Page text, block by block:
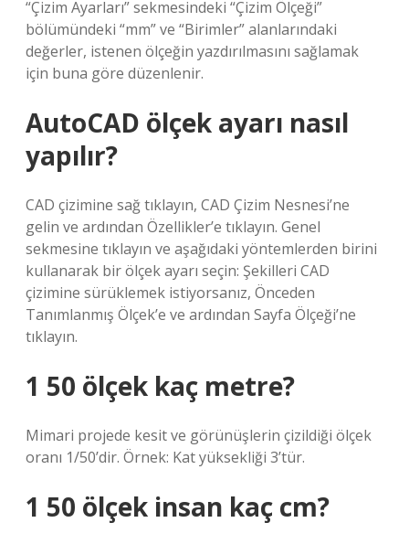
“Çizim Ayarları” sekmesindeki “Çizim Ölçeği”
bölümündeki “mm” ve “Birimler” alanlarındaki
değerler, istenen ölçeğin yazdırılmasını sağlamak
için buna göre düzenlenir.
AutoCAD ölçek ayarı nasıl
yapılır?
CAD çizimine sağ tıklayın, CAD Çizim Nesnesi’ne
gelin ve ardından Özellikler’e tıklayın. Genel
sekmesine tıklayın ve aşağıdaki yöntemlerden birini
kullanarak bir ölçek ayarı seçin: Şekilleri CAD
çizimine sürüklemek istiyorsanız, Önceden
Tanımlanmış Ölçek’e ve ardından Sayfa Ölçeği’ne
tıklayın.
1 50 ölçek kaç metre?
Mimari projede kesit ve görünüşlerin çizildiği ölçek
oranı 1/50’dir. Örnek: Kat yüksekliği 3’tür.
1 50 ölçek insan kaç cm?